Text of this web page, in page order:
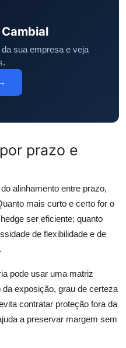
sua empresa e veja
prazo e
alinhamento entre prazo,
mais curto e certo for o
ser eficiente; quanto
de flexibilidade e de
pode usar uma matriz
exposição, grau de certeza
contratar proteção fora da
a preservar margem sem